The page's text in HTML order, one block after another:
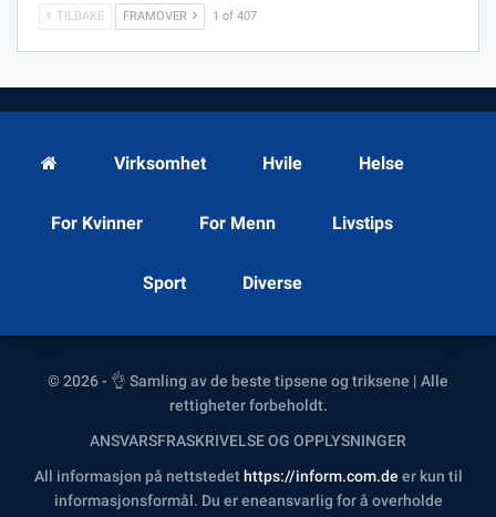
TILBAKE FRAMOVER 1 of 407
Virksomhet Hvile Helse
For Kvinner For Menn Livstips
Sport Diverse
© 2026 - 👌 Samling av de beste tipsene og triksene | Alle
rettigheter forbeholdt.
ANSVARSFRASKRIVELSE OG OPPLYSNINGER
All informasjon på nettstedet https://inform.com.de er kun til
informasjonsformål. Du er eneansvarlig for å overholde